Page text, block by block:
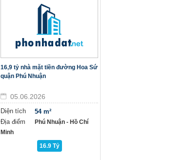
16,9 tỷ nhà mặt tiền đường Hoa Sứ
quận Phú Nhuận
05.06.2026
Diện tích
Địa điểm
54 m²
Phú Nhuận - Hồ Chí
Minh
16.9 Tỷ